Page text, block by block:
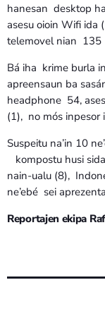
hanesan desktop
asesu oioin Wifi ida
telemovel nian 135
Bá iha krime burla
apreensaun ba
headphone 54,
(1), no mós inpesor
Suspeitu na’in 10
kompostu husi
nain-ualu (8),
ne’ebé sei
Reportajen ekipa